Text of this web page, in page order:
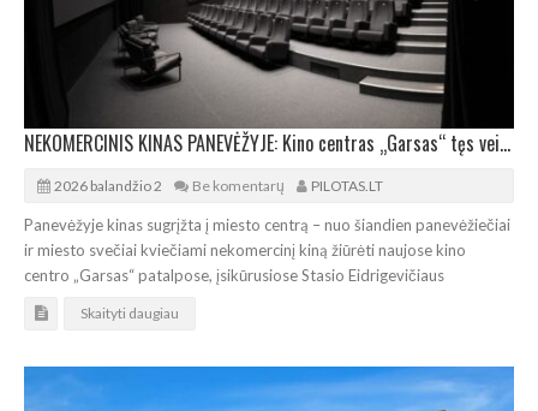
NEKOMERCINIS KINAS PANEVĖŽYJE: Kino centras „Garsas“ tęs veiklą „Stasys Museum“ komplekse
2026 balandžio 2 Be komentarų PILOTAS.LT
Panevėžyje kinas sugrįžta į miesto centrą – nuo šiandien panevėžiečiai
ir miesto svečiai kviečiami nekomercinį kiną žiūrėti naujose kino
centro „Garsas“ patalpose, įsikūrusiose Stasio Eidrigevičiaus
Skaityti daugiau